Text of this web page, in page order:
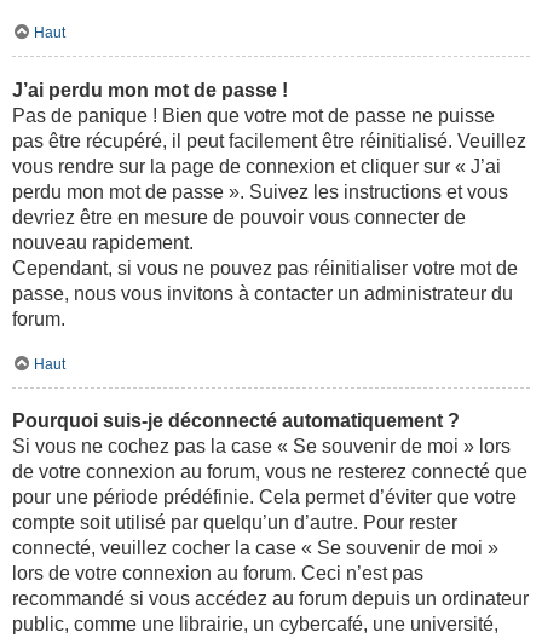
Haut
J’ai perdu mon mot de passe !
Pas de panique ! Bien que votre mot de passe ne puisse
pas être récupéré, il peut facilement être réinitialisé. Veuillez
vous rendre sur la page de connexion et cliquer sur « J’ai
perdu mon mot de passe ». Suivez les instructions et vous
devriez être en mesure de pouvoir vous connecter de
nouveau rapidement.
Cependant, si vous ne pouvez pas réinitialiser votre mot de
passe, nous vous invitons à contacter un administrateur du
forum.
Haut
Pourquoi suis-je déconnecté automatiquement ?
Si vous ne cochez pas la case « Se souvenir de moi » lors
de votre connexion au forum, vous ne resterez connecté que
pour une période prédéfinie. Cela permet d’éviter que votre
compte soit utilisé par quelqu’un d’autre. Pour rester
connecté, veuillez cocher la case « Se souvenir de moi »
lors de votre connexion au forum. Ceci n’est pas
recommandé si vous accédez au forum depuis un ordinateur
public, comme une librairie, un cybercafé, une université,